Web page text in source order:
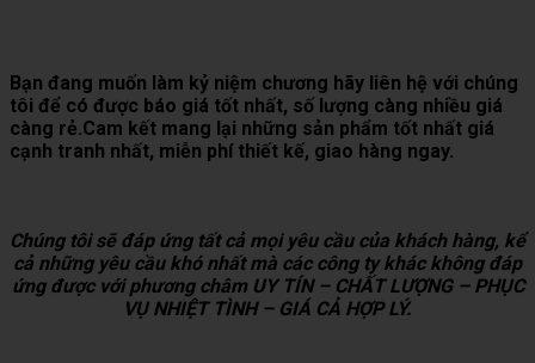
Bạn đang muốn làm kỷ niệm chương hãy liên hệ với chúng
tôi để có được báo giá tốt nhất, số lượng càng nhiều giá
càng rẻ.Cam kết mang lại những sản phẩm tốt nhất giá
cạnh tranh nhất, miễn phí thiết kế, giao hàng ngay.
Chúng tôi sẽ đáp ứng tất cả mọi yêu cầu của khách hàng, kể
cả những yêu cầu khó nhất mà các công ty khác không đáp
ứng được với phương châm UY TÍN – CHẤT LƯỢNG – PHỤC
VỤ NHIỆT TÌNH – GIÁ CẢ HỢP LÝ.